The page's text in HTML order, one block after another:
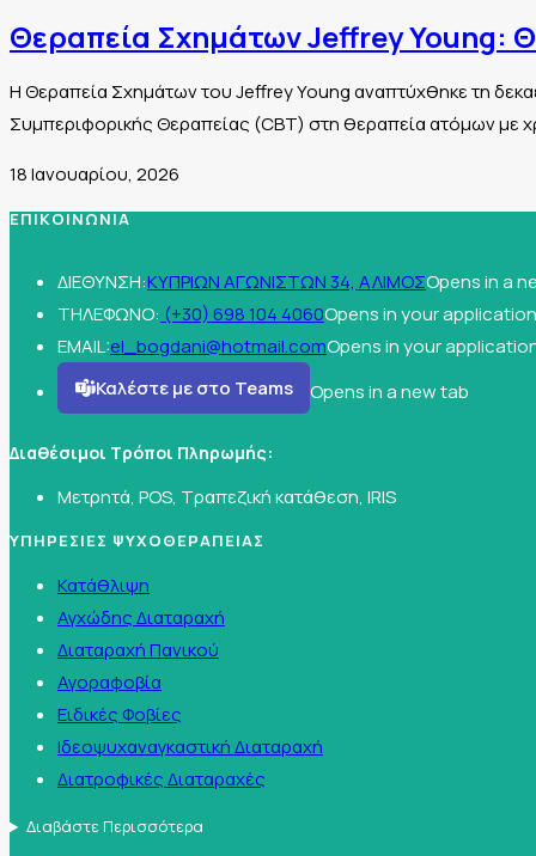
Θεραπεία Σχημάτων Jeffrey Young:
Η Θεραπεία Σχημάτων του Jeffrey Young αναπτύχθηκε τη
Συμπεριφορικής Θεραπείας (CBT) στη θεραπεία ατόμων με
18 Ιανουαρίου, 2026
ΕΠΙΚΟΙΝΩΝΙΑ
ΔΙΕΘΥΝΣΗ:ΚΥΠΡΙΩΝ ΑΓΩΝΙΣΤΩΝ 34, ΑΛΙΜΟΣOpens in a
ΤΗΛΕΦΩΝΟ: (+30) 698 104 4060Opens in your application
EMAIL:el_bogdani@hotmail.comOpens in your
Καλέστε με στο Teams
Opens in a new tab
Διαθέσιμοι Τρόποι Πληρωμής:
Μετρητά, POS, Τραπεζική κατάθεση, IRIS
ΥΠΗΡΕΣΙΕΣ ΨΥΧΟΘΕΡΑΠΕΙΑΣ
Κατάθλιψη
Αγχώδης Διαταραχή
Διαταραχή Πανικού
Αγοραφοβία
Ειδικές Φοβίες
Ιδεοψυχαναγκαστική Διαταραχή
Διατροφικές Διαταραχές
Διαβάστε Περισσότερα